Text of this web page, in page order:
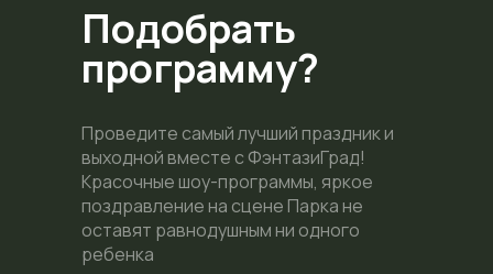
Проведите самый лучший праздник и
выходной вместе с ФэнтазиГрад!
Красочные шоу-программы, яркое
поздравление на сцене Парка не
оставят равнодушным ни одного
ребенка
Подобрать
программу?